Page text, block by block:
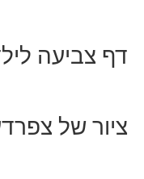
דף צביעה
ציור של